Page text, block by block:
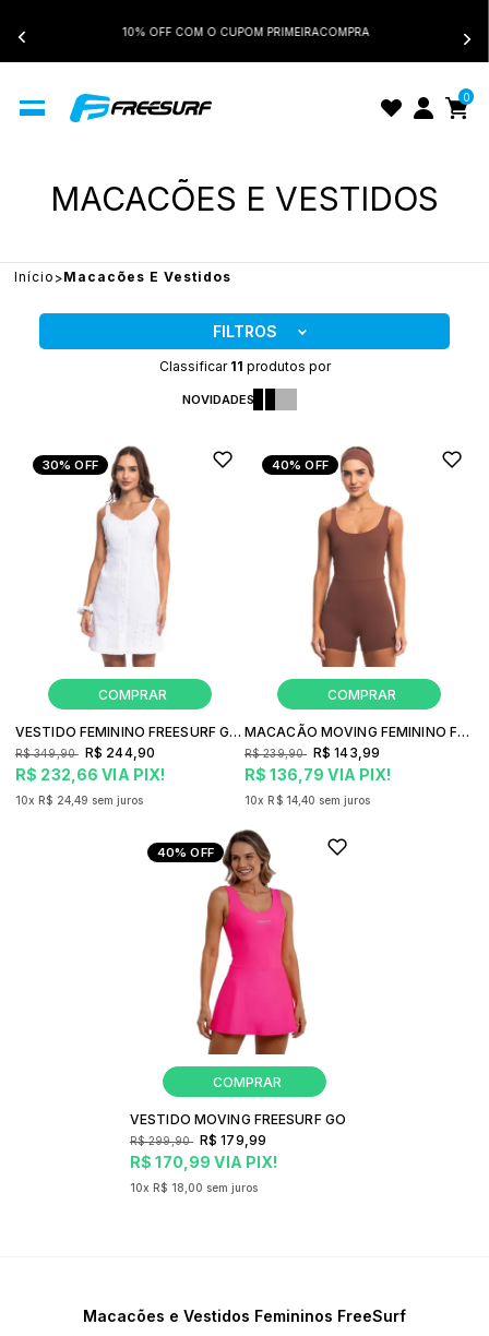
10% OFF COM O CUPOM PRIMEIRACOMPRA
0
MACACÕES E VESTIDOS
Início Macacões E Vestidos
Classificar 11 produtos por
NOVIDADES
FILTROS
30%OFF
VESTIDO FEMININO FREESURF GIRLY
R$ 232,66 VIA PIX!
R$ 349,90 R$ 244,90
10x R$ 24,49 sem juros
40%OFF
MACACÃO MOVING FEMININO FREESURF JUMP
R$ 136,79 VIA PIX!
R$ 239,90 R$ 143,99
10x R$ 14,40 sem juros
40%OFF
VESTIDO MOVING FREESURF GO
R$ 170,99 VIA PIX!
R$ 299,90 R$ 179,99
10x R$ 18,00 sem juros
Macacões e Vestidos Femininos FreeSurf